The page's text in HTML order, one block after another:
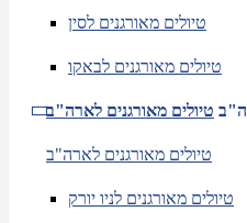
טיולים מאורגנים לסין
טיולים מאורגנים לבאקו
טיולים מאורגנים לארה"ב
טיולים מאורגנים לארה"ב
טיולים מאורגנים לניו יורק